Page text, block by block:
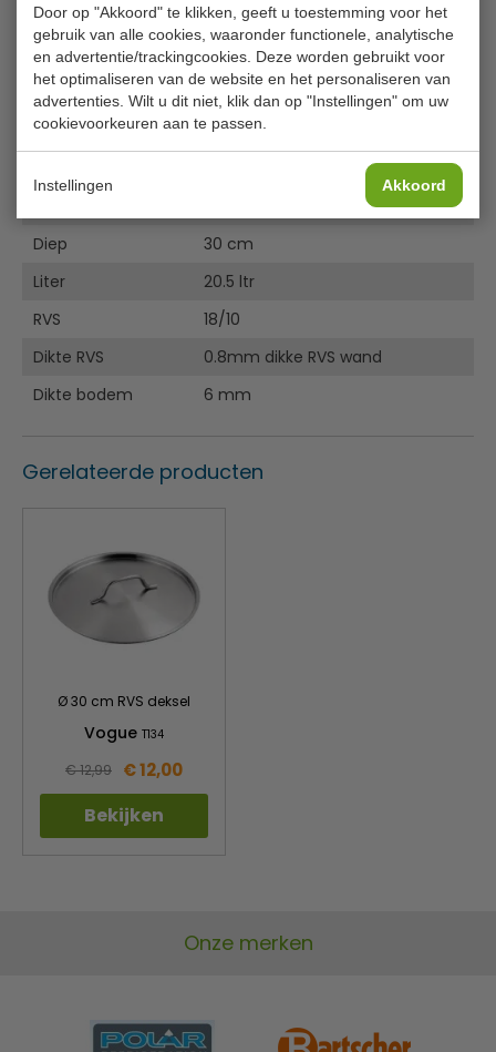
Door op "Akkoord" te klikken, geeft u toestemming voor het
gebruik van alle cookies, waaronder functionele, analytische
en advertentie/trackingcookies. Deze worden gebruikt voor
het optimaliseren van de website en het personaliseren van
advertenties. Wilt u dit niet, klik dan op "Instellingen" om uw
cookievoorkeuren aan te passen.
Instellingen Akkoord
De vorm en de hoogte van deze pan maakt hem ideaal
voor stoofschotels en curry's.
Deksel is apart verkrijgbaar
Zwaar RVS
Afgeronde randen
Stevige, koel blijvende handgrepen
Geschikt voor alle warmtebronnen inclusief inductie
Lees meer
Specificaties
Diep
30 cm
Liter
20.5 ltr
RVS
18/10
Dikte RVS
0.8mm dikke RVS wand
Dikte bodem
6 mm
Gerelateerde producten
Ø 30 cm RVS deksel
Vogue T134
€ 12,99 € 12,00
Bekijken
Onze merken